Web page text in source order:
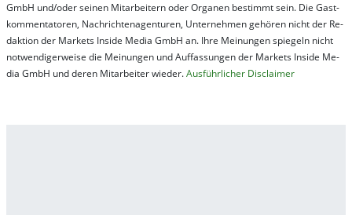
GmbH und/oder sei­nen Mit­ar­bei­tern oder Or­ga­nen be­stim­mt sein. Die Gast­
kom­men­ta­tor­en, Nach­rich­ten­ag­en­tur­en, Un­ter­neh­men ge­hör­en nicht der Re­
dak­tion der Mar­kets In­side Me­dia GmbH an. Ihre Mei­nung­en spie­geln nicht
not­wen­di­ger­wei­se die Mei­nung­en und Auf­fas­sung­en der Mar­kets In­side Me­
dia GmbH und de­ren Mit­ar­bei­ter wie­der.Aus­führ­lich­er Dis­clai­mer